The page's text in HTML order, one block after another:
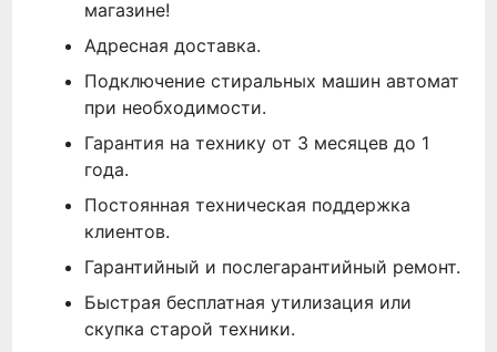
магазине!
Адресная доставка.
Подключение стиральных машин автомат
при необходимости.
Гарантия на технику от 3 месяцев до 1
года.
Постоянная техническая поддержка
клиентов.
Гарантийный и послегарантийный ремонт.
Быстрая бесплатная утилизация или
скупка старой техники.